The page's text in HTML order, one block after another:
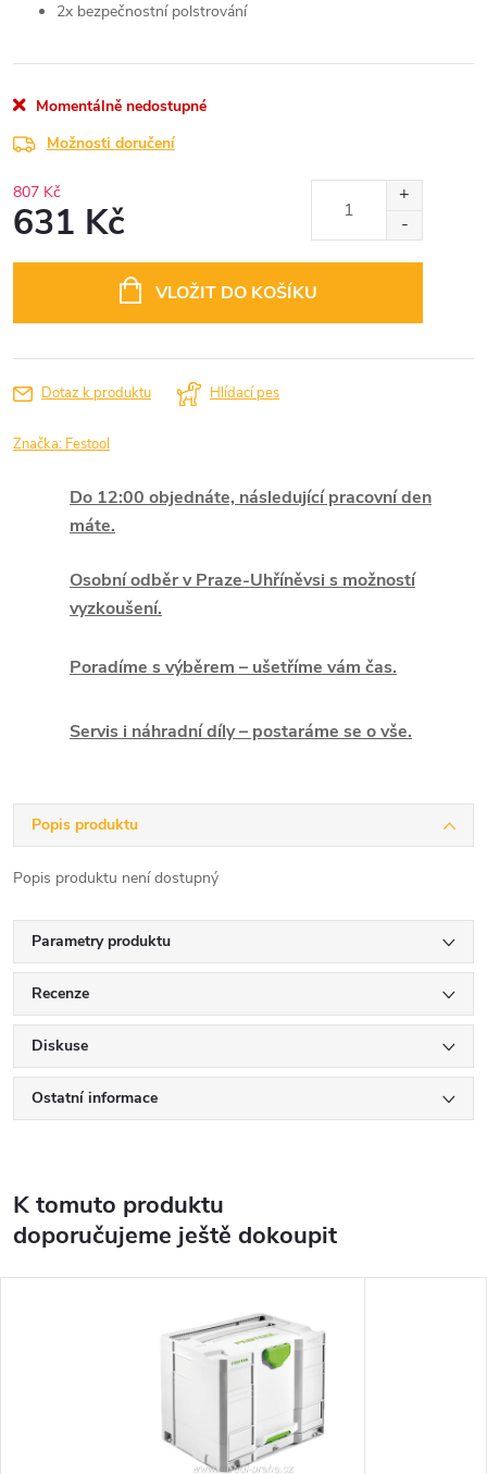
2x bezpečnostní polstrování
Momentálně nedostupné
Možnosti doručení
807 Kč
631 Kč
VLOŽIT DO KOŠÍKU
Dotaz k produktu Hlídací pes
Značka: Festool
Do 12:00 objednáte, následující pracovní den
máte.
Osobní odběr v Praze-Uhříněvsi s možností
vyzkoušení.
Poradíme s výběrem – ušetříme vám čas.
Servis i náhradní díly – postaráme se o vše.
Popis produktu
Popis produktu není dostupný
Parametry produktu
Recenze
Diskuse
Ostatní informace
K tomuto produktu
doporučujeme ještě dokoupit